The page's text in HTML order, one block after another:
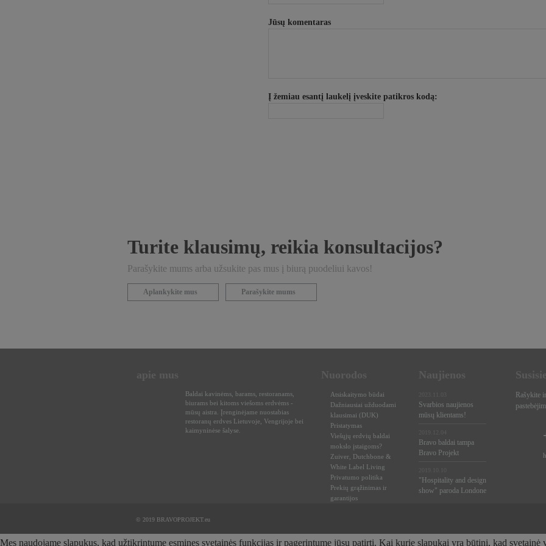
Jūsų komentaras
Į žemiau esantį laukelį įveskite patikros kodą:
Turite klausimų, reikia konsultacijos?
Parašykite mums arba užsukite pas mus į biurą puodeliui kavos!
Aplankykite mus Parašykite mums
Baldai kavinėms, barams, restoranams,
biurams bei kitoms viešoms erdvėms -
mūsų aistra. Įrenginėjame nuostabias
restoranų erdves Lietuvoje, Vengrijoje bei
kaimyninėse šalyse.
Atsiskaitymo būdai
Dažniausiai užduodami
klausimai (DUK)
Pristatymas
Viešųjų erdvių baldai
mokslo įstaigoms?
Zuiver, Dutchbone &
White Label Living
Privatumo politika
Prekių grąžinimas ir
garantijos
Svarbios naujienos
mūsų klientams!
Bravo baldai tampa
Bravo Projekt
"Hospitality and design
show" paroda Londone
Rašykite
© 2019 BRAVOPROJEKT.eu
Mes naudojame slapukus, kad užtikrintume esmines svetainės funkcijas ir pagerintume jūsų patirtį. Kai kurie slapukai yra būtini, kad